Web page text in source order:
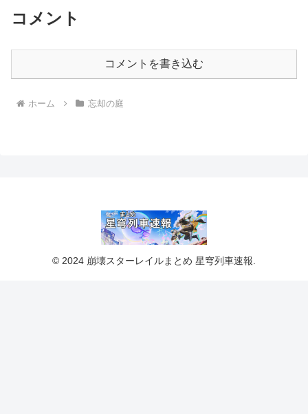
コメント
コメントを書き込む
ホーム 忘却の庭
© 2024 崩壊スターレイルまとめ 星穹列車速報.